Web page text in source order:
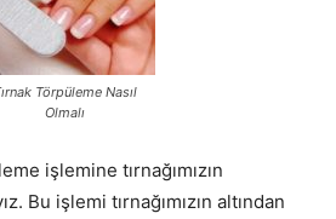
Törpüleme Nasıl
Olmalı
işlemine tırnağımızın
Bu işlemi tırnağımızın altından